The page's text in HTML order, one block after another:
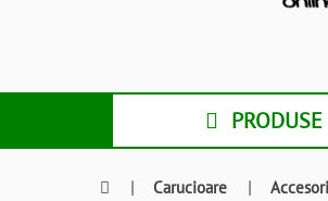
PRODUSE
| Carucioare |